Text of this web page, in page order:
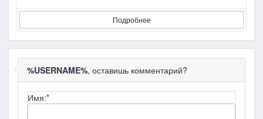
Подробнее
%USERNAME%, оставишь комментарий?
Имя:*